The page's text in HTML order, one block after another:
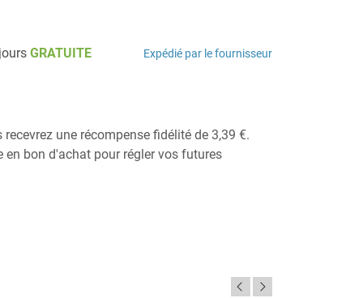
GRATUITE Expédié par le fournisseur
une récompense fidélité de 3,39 €.
en bon d'achat pour régler vos futures